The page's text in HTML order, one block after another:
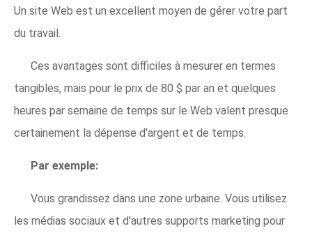
Un site Web est un excellent moyen de gérer votre part
du travail.
Ces avantages sont difficiles à mesurer en termes
tangibles, mais pour le prix de 80 $ par an et quelques
heures par semaine de temps sur le Web valent presque
certainement la dépense d'argent et de temps.
Par exemple:
Vous grandissez dans une zone urbaine. Vous utilisez
les médias sociaux et d'autres supports marketing pour